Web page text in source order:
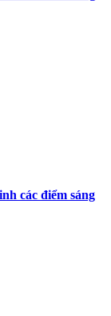
các điểm sáng